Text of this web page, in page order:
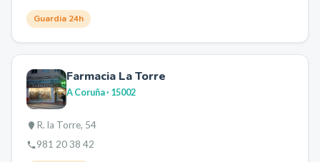
Guardia 24h
Farmacia La Torre
A Coruña· 15002
R. la Torre, 54
981 20 38 42